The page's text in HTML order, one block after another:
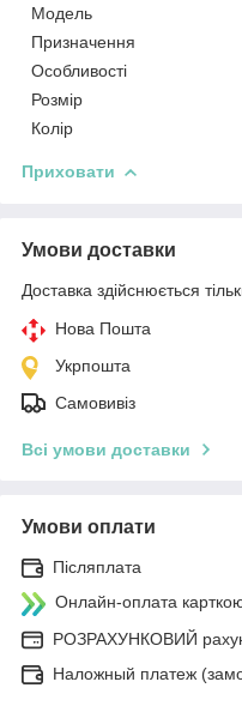
Мoдель
Призначення
Особливості
Розмір
Колір
Приховати
Умови доставки
Доставка здійснюється
Нова Пошта
Укрпошта
Самовивіз
Всі умови доставки
Умови оплати
Післяплата
Онлайн-оплата
РОЗРАХУНКОВИЙ
Наложный платеж